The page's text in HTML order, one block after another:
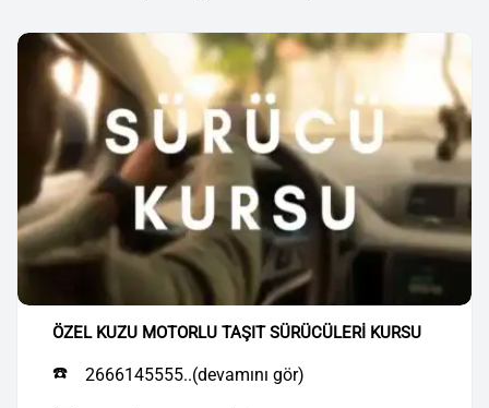
ÖZEL KUZU MOTORLU TAŞIT SÜRÜCÜLERİ KURSU
☎️ 2666145555..(devamını gör)